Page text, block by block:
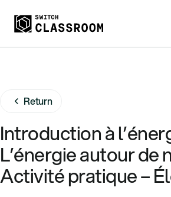
About
Events
Videos
Free Resources
Return
Introduction à
L’énergie autour de
Activité pratique –